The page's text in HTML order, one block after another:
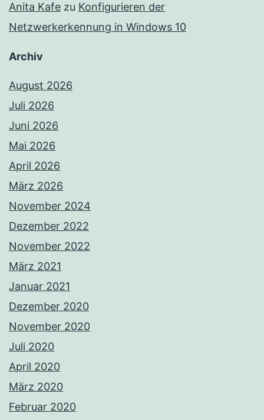
Anita Kafe zu Konfigurieren der
Netzwerkerkennung in Windows 10
Archiv
August 2026
Juli 2026
Juni 2026
Mai 2026
April 2026
März 2026
November 2024
Dezember 2022
November 2022
März 2021
Januar 2021
Dezember 2020
November 2020
Juli 2020
April 2020
März 2020
Februar 2020